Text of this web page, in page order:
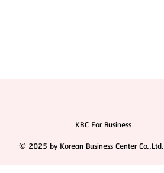
KBC For Business
© 2025 by Korean Business Center Co.,Ltd.